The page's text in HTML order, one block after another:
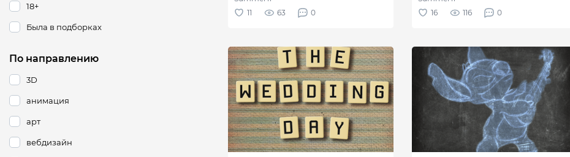
18+
Была в подборках
По направлению
3D
анимация
арт
вебдизайн